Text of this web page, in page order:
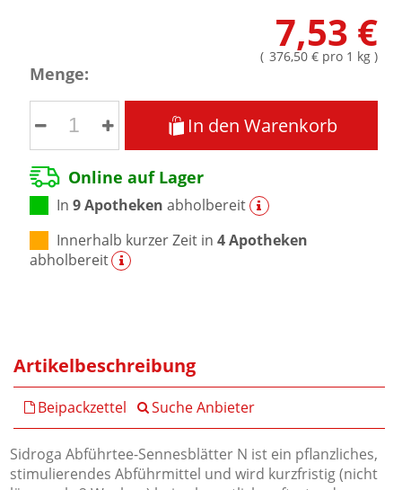
7,53 €
( 376,50 € pro 1 kg)
Menge:
In den Warenkorb
Online auf Lager
In9 Apotheken abholbereit
Innerhalb kurzer Zeit in4 Apotheken
abholbereit
Artikelbeschreibung
Beipackzettel Suche Anbieter
Sidroga Abführtee-Sennesblätter N ist ein pflanzliches,
stimulierendes Abführmittel und wird kurzfristig (nicht